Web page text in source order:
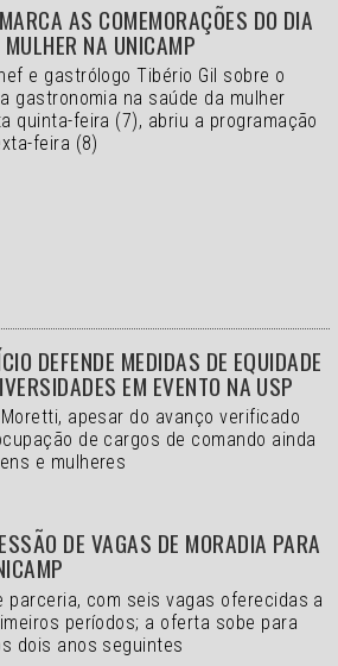
AS COMEMORAÇÕES DO DIA
NA UNICAMP
e gastrólogo Tibério Gil sobre o
gastronomia na saúde da mulher
quinta-feira (7), abriu a programação
feira (8)
DEFENDE MEDIDAS DE EQUIDADE
EM EVENTO NA USP
apesar do avanço verificado
de cargos de comando ainda
e mulheres
DE VAGAS DE MORADIA PARA
parceria, com seis vagas oferecidas a
períodos; a oferta sobe para
dois anos seguintes